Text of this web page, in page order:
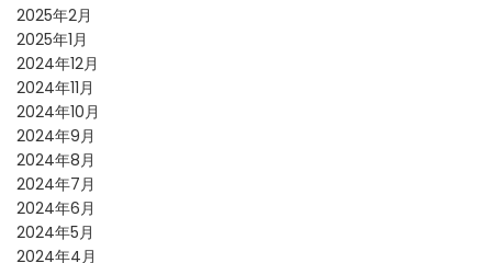
2025年2月
2025年1月
2024年12月
2024年11月
2024年10月
2024年9月
2024年8月
2024年7月
2024年6月
2024年5月
2024年4月